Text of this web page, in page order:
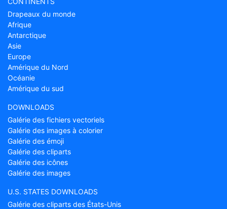
Drapeaux du monde
Afrique
Antarctique
Asie
Europe
Amérique du Nord
Océanie
Amérique du sud
DOWNLOADS
Galérie des fichiers vectoriels
Galérie des images à colorier
Galérie des émoji
Galérie des cliparts
Galérie des icônes
Galérie des images
U.S. STATES DOWNLOADS
Galérie des cliparts des États-Unis